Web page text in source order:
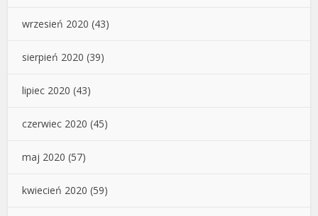
wrzesień 2020 (43)
sierpień 2020 (39)
lipiec 2020 (43)
czerwiec 2020 (45)
maj 2020 (57)
kwiecień 2020 (59)